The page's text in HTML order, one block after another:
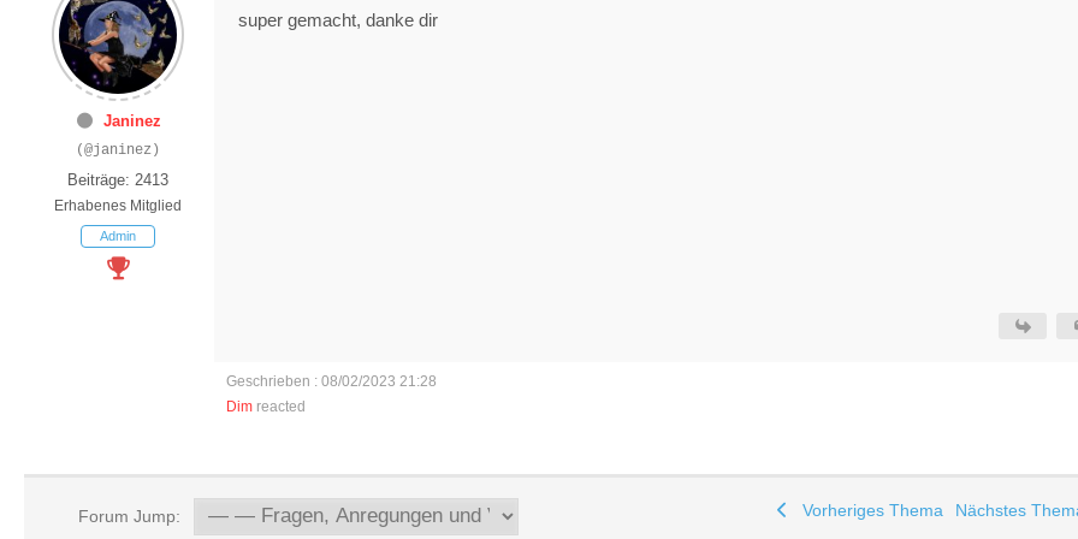
Janinez
(@janinez)
Beiträge: 2413
Erhabenes Mitglied
Admin
super gemacht, danke dir
Geschrieben : 08/02/2023 21:28
Dim reacted
Forum Jump: Vorheriges Thema Nächstes